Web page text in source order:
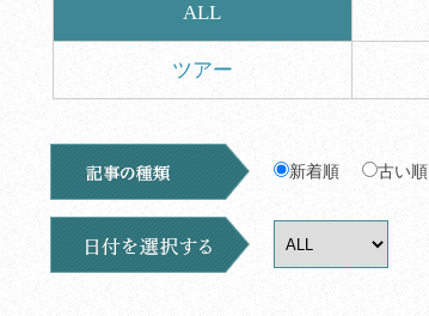
ALL
ツアー
新着順 古い順